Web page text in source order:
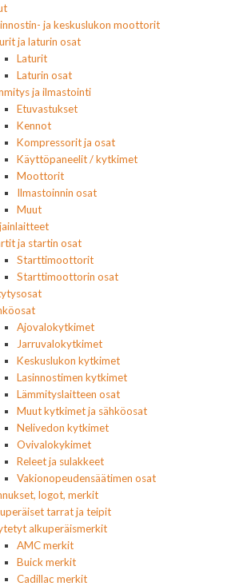
ja keskuslukon moottorit
ja laturin osat
Laturit
Laturin osat
ja ilmastointi
Etuvastukset
Kennot
Kompressorit ja osat
Käyttöpaneelit / kytkimet
Moottorit
Ilmastoinnin osat
Muut
ja startin osat
Starttimoottorit
Starttimoottorin osat
Ajovalokytkimet
Jarruvalokytkimet
Keskuslukon kytkimet
Lasinnostimen kytkimet
Lämmityslaitteen osat
Muut kytkimet ja sähköosat
Nelivedon kytkimet
Ovivalokykimet
Releet ja sulakkeet
Vakionopeudensäätimen osat
logot, merkit
tarrat ja teipit
alkuperäismerkit
AMC merkit
Buick merkit
Cadillac merkit